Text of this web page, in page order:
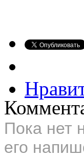
Пока нет
его